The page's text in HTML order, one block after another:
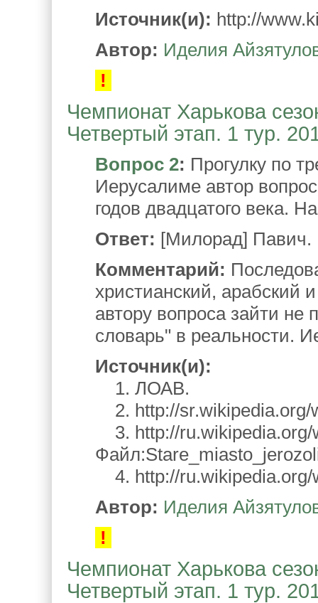
Источник(и): http://
Автор: Иделия
!
Чемпионат Харькова
Четвертый этап. 1 тур.
Вопрос 2: Прогулку по
Иерусалиме автор
годов двадцатого века.
Ответ: [Милорад] Павич.
Комментарий:
христианский, арабский
автору вопроса зайти не
словарь" в реальности.
Источник(и):
1. ЛОАВ.
2. http://
3. http://ru.wikipedia.org/
4. http://
Автор: Иделия
!
Чемпионат Харькова
Четвертый этап. 1 тур.